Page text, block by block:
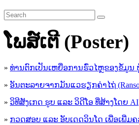
ໂພສ໌ເຕີ (Poster)
» ທ່ານຕົກເປັນເຫຍື່ອການຮົ່ວໄຫຼຂອງຂໍ້ມູນ
» ອັນຕະລາຍຈາກມັນແວຮຽກຄ່າໄຖ່
» ວິທີສັງເກດ ຮູບ ແລະ ວິດີໂອ ທີ່ສ້າງໂດຍ AI
» ກວດສອບ ແລະ ອັບເດດວິນໂດ ເພື່ອເພີ່ມ